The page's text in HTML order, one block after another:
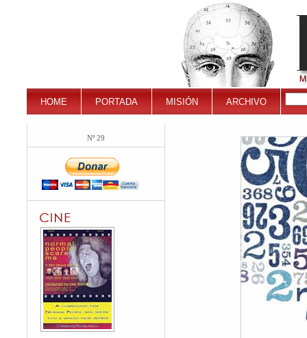
HOME PORTADA MISIÓN ARCHIVO
Nº 29